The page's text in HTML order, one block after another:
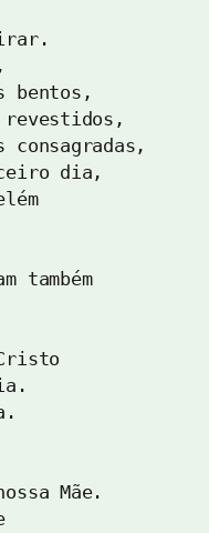
bentos,
revestidos,
dia,
também
Mãe.